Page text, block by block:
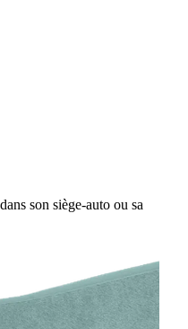
son siège-auto ou sa